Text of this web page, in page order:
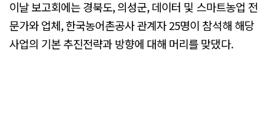
이날 보고회에는 경북도, 의성군, 데이터 및 스마트농업 전
문가와 업체, 한국농어촌공사 관계자 25명이 참석해 해당
사업의 기본 추진전략과 방향에 대해 머리를 맞댔다.